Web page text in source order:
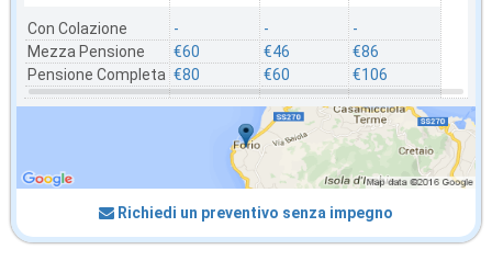
Con Colazione
Mezza Pensione
Pensione Completa
-
€60
€80
-
€46
€60
-
€86
€106
Richiedi un preventivo senza impegno